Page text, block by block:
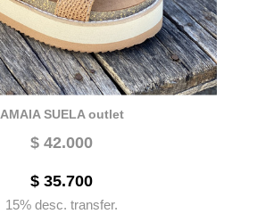
AMAIA SUELA outlet
$ 42.000
$ 35.700
15% desc. transfer.